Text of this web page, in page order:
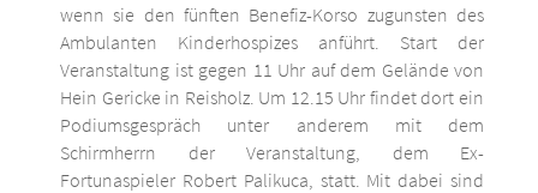
wenn sie den fünften Benefiz-Korso zugunsten des
Ambulanten Kinderhospizes anführt. Start der
Veranstaltung ist gegen 11 Uhr auf dem Gelände von
Hein Gericke in Reisholz. Um 12.15 Uhr findet dort ein
Podiumsgespräch unter anderem mit dem
Schirmherrn der Veranstaltung, dem Ex-
Fortunaspieler Robert Palikuca, statt. Mit dabei sind